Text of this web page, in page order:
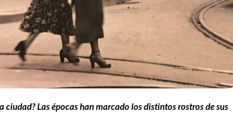
Las épocas han marcado los distintos rostros de sus